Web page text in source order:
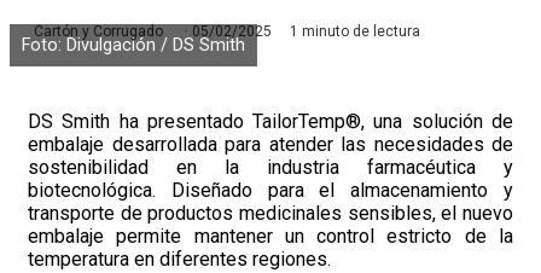
Cartón y Corrugado 05/02/2025 1 minuto de lectura
Foto: Divulgación / DS Smith
DS Smith ha presentado TailorTemp®, una solución de
embalaje desarrollada para atender las necesidades de
sostenibilidad en la industria farmacéutica y
biotecnológica. Diseñado para el almacenamiento y
transporte de productos medicinales sensibles, el nuevo
embalaje permite mantener un control estricto de la
temperatura en diferentes regiones.